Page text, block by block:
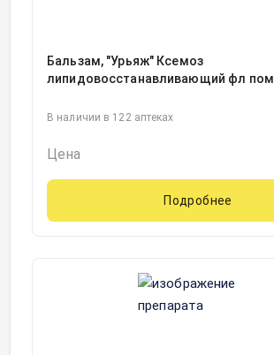
Бальзам, "Урьяж" Ксемоз
липидовосстанавливающий фл
В наличии в 122 аптеках
Цена
Подробнее